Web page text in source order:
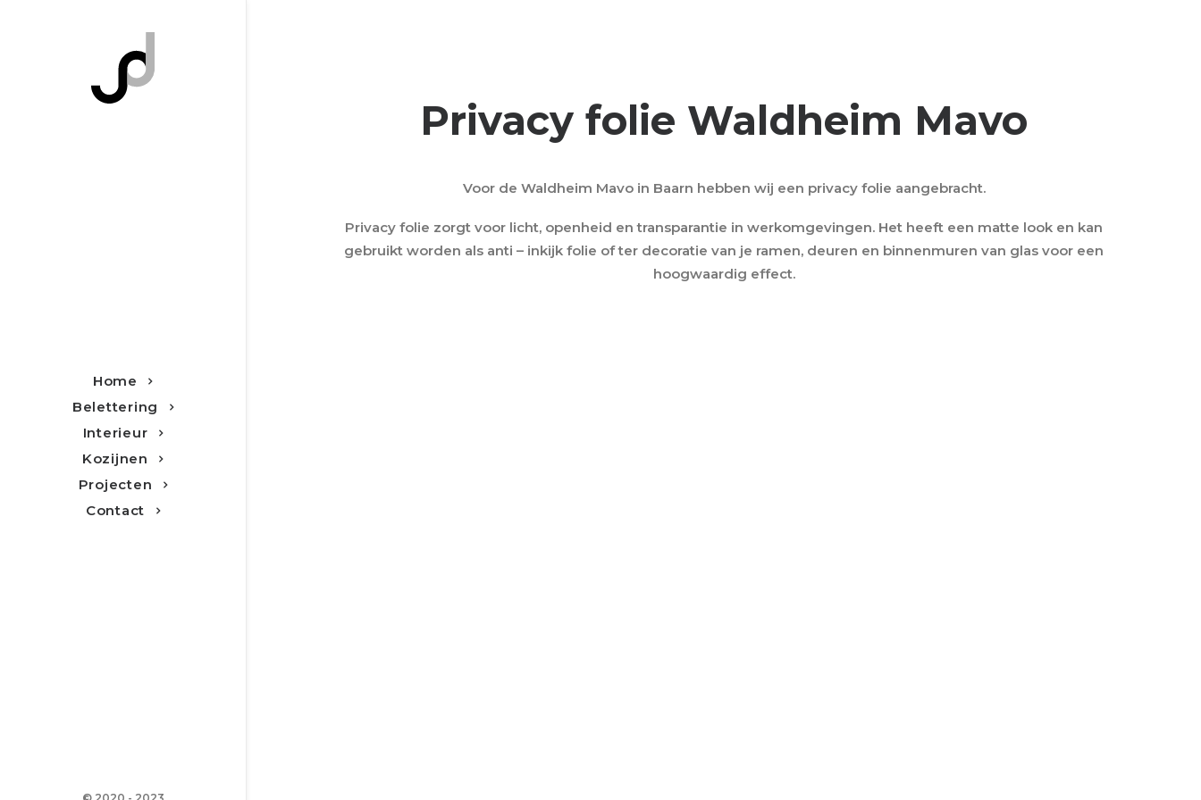
Home
Belettering
Interieur
Kozijnen
Projecten
Contact
Privacy folie Waldheim Mavo
Voor de Waldheim Mavo in Baarn hebben wij een privacy folie aangebracht.
Privacy folie zorgt voor licht, openheid en transparantie in werkomgevingen. Het heeft een matte look en kan
gebruikt worden als anti – inkijk folie of ter decoratie van je ramen, deuren en binnenmuren van glas voor een
hoogwaardig effect.